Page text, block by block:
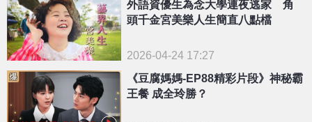
外語資優生為念大學連夜逃家 角
頭千金宮美樂人生簡直八點檔
2026-04-24 17:27
《豆腐媽媽-EP88精彩片段》神秘霸
王餐 成全玲勝？